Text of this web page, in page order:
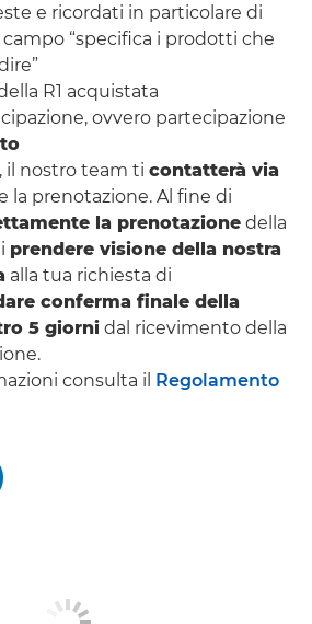
e ricordati in particolare di
“specifica i prodotti che
R1 acquistata
ovvero partecipazione
il nostro team ti contatterà via
la prenotazione. Al fine di
la prenotazione della
prendere visione della nostra
alla tua richiesta di
conferma finale della
5 giorni dal ricevimento della
consulta il Regolamento